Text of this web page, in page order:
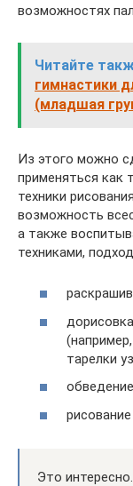
возможностях
Читайте
гимнастики
(младшая
Из этого можно
применяться как
техники
возможность
а также
техниками,
тарелки
Это